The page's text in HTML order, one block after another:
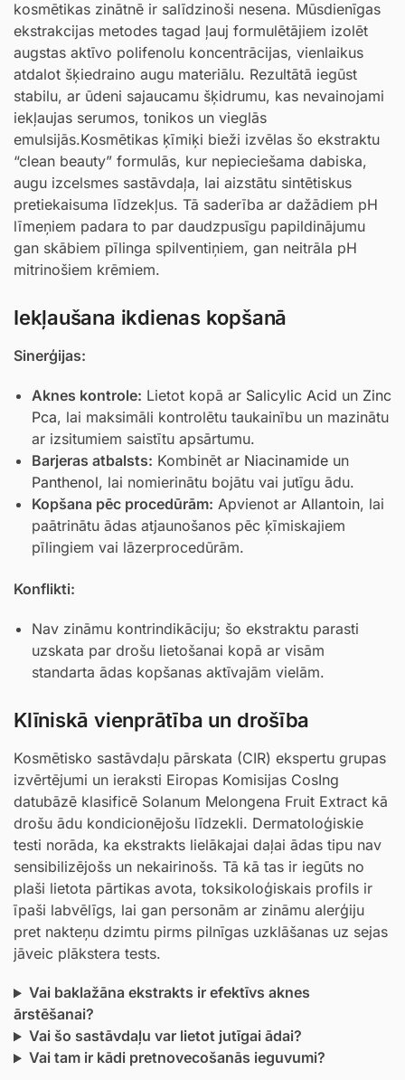
kosmētikas zinātnē ir salīdzinoši nesena. Mūsdienīgas
ekstrakcijas metodes tagad ļauj formulētājiem izolēt
augstas aktīvo polifenolu koncentrācijas, vienlaikus
atdalot šķiedraino augu materiālu. Rezultātā iegūst
stabilu, ar ūdeni sajaucamu šķidrumu, kas nevainojami
iekļaujas serumos, tonikos un vieglās
emulsijās.Kosmētikas ķīmiķi bieži izvēlas šo ekstraktu
“clean beauty” formulās, kur nepieciešama dabiska,
augu izcelsmes sastāvdaļa, lai aizstātu sintētiskus
pretiekaisuma līdzekļus. Tā saderība ar dažādiem pH
līmeņiem padara to par daudzpusīgu papildinājumu
gan skābiem pīlinga spilventiņiem, gan neitrāla pH
mitrinošiem krēmiem.
Iekļaušana ikdienas kopšanā
Sinerģijas:
Aknes kontrole: Lietot kopā ar Salicylic Acid un Zinc
Pca, lai maksimāli kontrolētu taukainību un mazinātu
ar izsitumiem saistītu apsārtumu.
Barjeras atbalsts: Kombinēt ar Niacinamide un
Panthenol, lai nomierinātu bojātu vai jutīgu ādu.
Kopšana pēc procedūrām: Apvienot ar Allantoin, lai
paātrinātu ādas atjaunošanos pēc ķīmiskajiem
pīlingiem vai lāzerprocedūrām.
Konflikti:
Nav zināmu kontrindikāciju; šo ekstraktu parasti
uzskata par drošu lietošanai kopā ar visām
standarta ādas kopšanas aktīvajām vielām.
Klīniskā vienprātība un drošība
Kosmētisko sastāvdaļu pārskata (CIR) ekspertu grupas
izvērtējumi un ieraksti Eiropas Komisijas CosIng
datubāzē klasificē Solanum Melongena Fruit Extract kā
drošu ādu kondicionējošu līdzekli. Dermatoloģiskie
testi norāda, ka ekstrakts lielākajai daļai ādas tipu nav
sensibilizējošs un nekairinošs. Tā kā tas ir iegūts no
plaši lietota pārtikas avota, toksikoloģiskais profils ir
īpaši labvēlīgs, lai gan personām ar zināmu alerģiju
pret nakteņu dzimtu pirms pilnīgas uzklāšanas uz sejas
jāveic plākstera tests.
Vai baklažāna ekstrakts ir efektīvs aknes
ārstēšanai?
Vai šo sastāvdaļu var lietot jutīgai ādai?
Vai tam ir kādi pretnovecošanās ieguvumi?